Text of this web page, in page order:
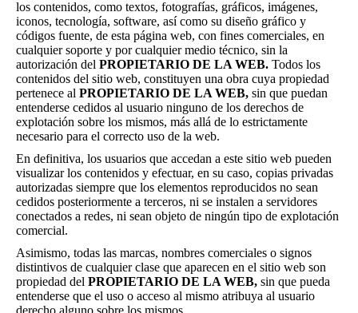
los contenidos, como textos, fotografías, gráficos, imágenes,
iconos, tecnología, software, así como su diseño gráfico y
códigos fuente, de esta página web, con fines comerciales, en
cualquier soporte y por cualquier medio técnico, sin la
autorización del PROPIETARIO DE LA WEB. Todos los
contenidos del sitio web, constituyen una obra cuya propiedad
pertenece al PROPIETARIO DE LA WEB, sin que puedan
entenderse cedidos al usuario ninguno de los derechos de
explotación sobre los mismos, más allá de lo estrictamente
necesario para el correcto uso de la web.
En definitiva, los usuarios que accedan a este sitio web pueden
visualizar los contenidos y efectuar, en su caso, copias privadas
autorizadas siempre que los elementos reproducidos no sean
cedidos posteriormente a terceros, ni se instalen a servidores
conectados a redes, ni sean objeto de ningún tipo de explotación
comercial.
Asimismo, todas las marcas, nombres comerciales o signos
distintivos de cualquier clase que aparecen en el sitio web son
propiedad del PROPIETARIO DE LA WEB, sin que pueda
entenderse que el uso o acceso al mismo atribuya al usuario
derecho alguno sobre los mismos.